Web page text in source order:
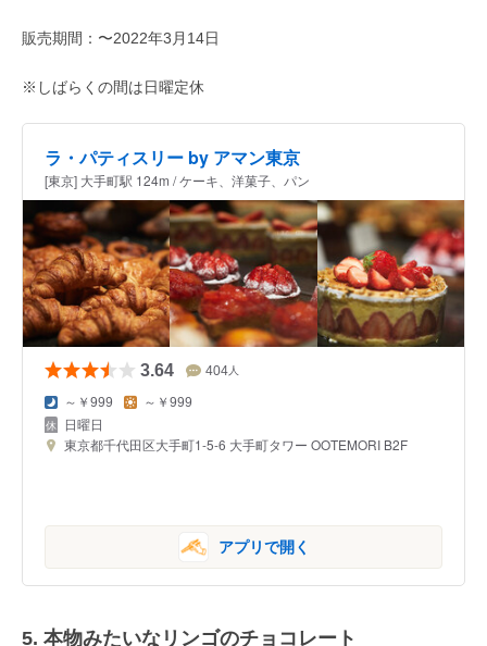
販売期間：〜2022年3月14日
※しばらくの間は日曜定休
ラ・パティスリー by アマン東京
[東京] 大手町駅 124m / ケーキ、洋菓子、パン
3.64 404人
～￥999 ～￥999
日曜日
東京都千代田区大手町1-5-6 大手町タワー OOTEMORI B2F
アプリで開く
5. 本物みたいなリンゴのチョコレート